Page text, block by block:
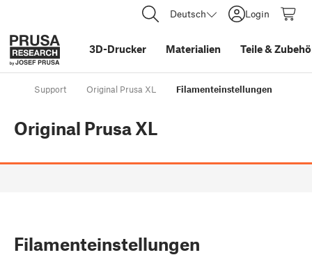
Deutsch Login
3D-Drucker Materialien Teile&
Support Original Prusa XL Filamenteinstellungen
Original Prusa XL
Filamenteinstellungen